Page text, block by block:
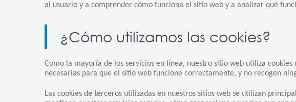
al usuario y a comprender cómo funciona el sitio web y a analizar qué
¿Cómo utilizamos las cookies?
Como la mayoría de los servicios en línea, nuestro sitio web utiliza
necesarias para que el sitio web funcione correctamente, y no recogen
Las cookies de terceros utilizadas en nuestros sitios web se utilizan